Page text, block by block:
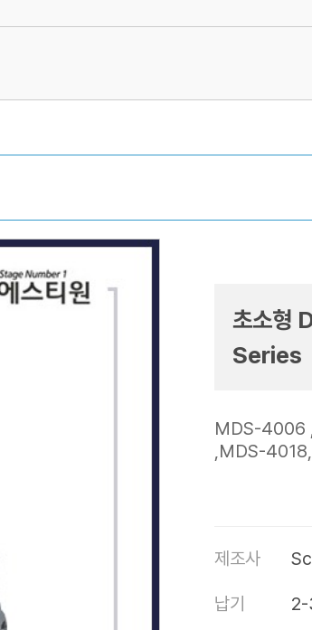
초소형
Series
MDS-4006
,MDS-
제조사
납기 2-